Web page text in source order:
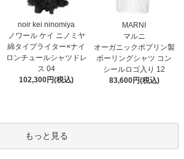
noir kei ninomiya
ノワール ケイ ニノミヤ
綿タイプライター×ナイ
ロンチュールシャツドレ
ス 04
102,300円(税込)
MARNI
マルニ
オーガニックポプリン製
ボーリングシャツ コン
シールロゴ入り 12
83,600円(税込)
もっと見る